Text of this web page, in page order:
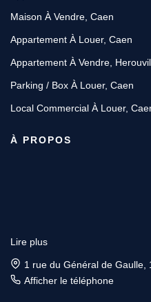
Maison À Vendre, Caen
Appartement À Louer, Caen
Appartement À Vendre,
Parking / Box À Louer, Caen
Local Commercial À Louer,
À PROPOS
Lire plus
1 rue du Général de Gaulle,
Afficher le téléphone